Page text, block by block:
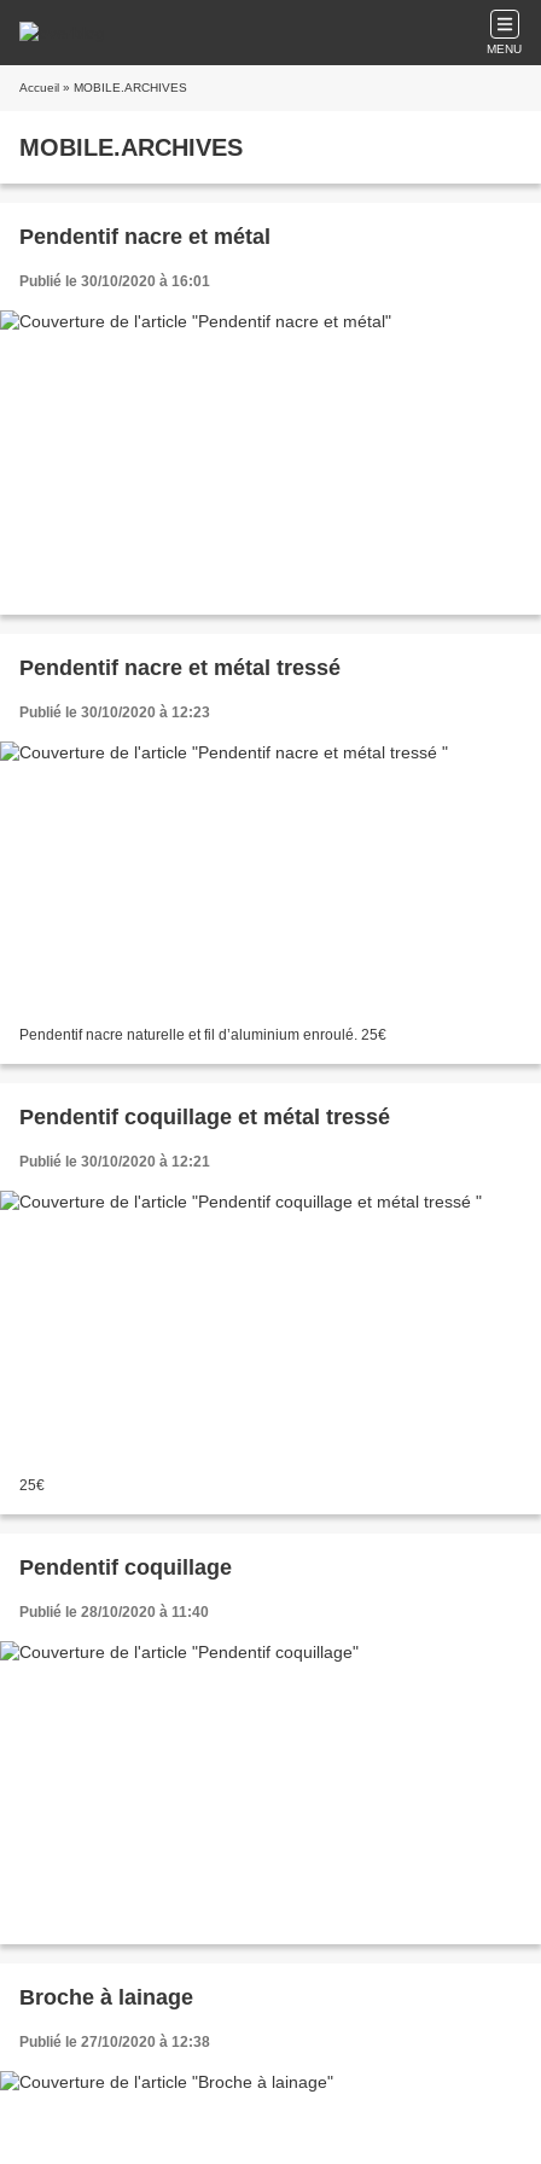
MENU
Accueil » MOBILE.ARCHIVES
MOBILE.ARCHIVES
Pendentif nacre et métal
Publié le 30/10/2020 à 16:01
Pendentif nacre et métal tressé
Publié le 30/10/2020 à 12:23
Pendentif nacre naturelle et fil d’aluminium enroulé. 25€
Pendentif coquillage et métal tressé
Publié le 30/10/2020 à 12:21
25€
Pendentif coquillage
Publié le 28/10/2020 à 11:40
Broche à lainage
Publié le 27/10/2020 à 12:38